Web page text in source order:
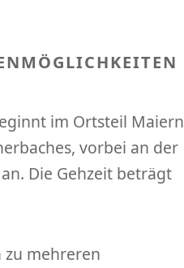
im Ortsteil Maiern
vorbei an der
Die Gehzeit beträgt
zu mehreren